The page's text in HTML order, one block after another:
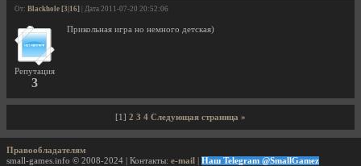
От: Blackhole [3|16] | Дата 2011-07-20 20:52:06
Репутация
3
Прикольная игра но немного детская)
[1] 2 3 4 Следующая страница »
Правообладателям
small-games.info © 2008-2024 | Контакты: e-mail Наш Telegram @SmallGamez